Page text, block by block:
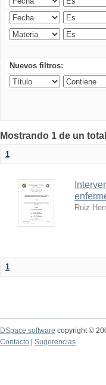
Nuevos filtros:
Mostrando 1 de un
1
Ruiz
1
DSpace software copyright ©
Contacto
Sugerencias